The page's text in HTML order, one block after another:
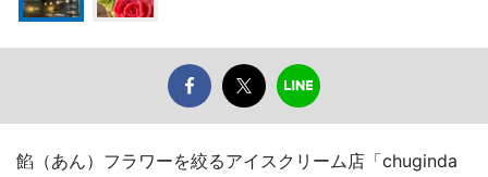
餡（あん）フラワーを絞るアイスクリーム店「chuginda